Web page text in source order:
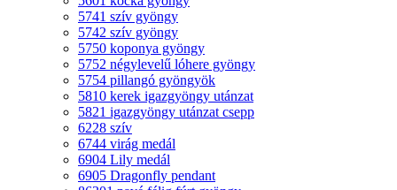
5741 szív gyöngy
5742 szív gyöngy
5750 koponya gyöngy
5752 négylevelű lóhere gyöngy
5754 pillangó gyöngyök
5810 kerek igazgyöngy utánzat
5821 igazgyöngy utánzat csepp
6228 szív
6744 virág medál
6904 Lily medál
6905 Dragonfly pendant